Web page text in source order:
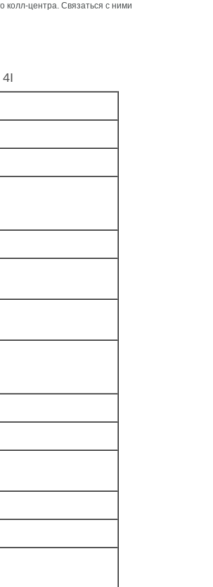
центра. Связаться с ними